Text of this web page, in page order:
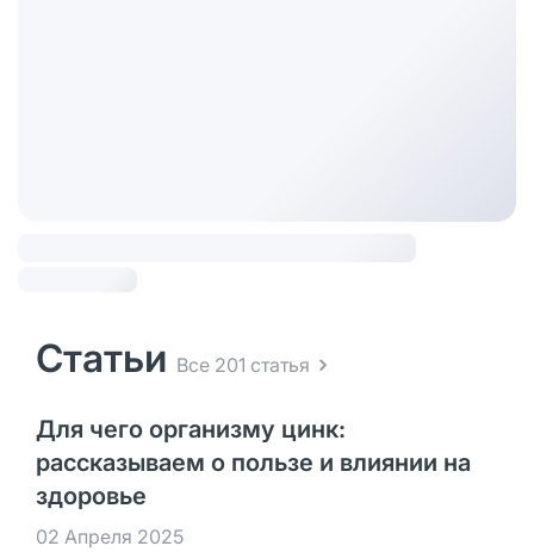
Статьи Все 201 статья
Для чего организму цинк:
рассказываем о пользе и влиянии на
здоровье
02 Апреля 2025